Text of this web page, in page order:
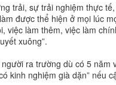
trải, sự trải nghiệm thực
được thể hiện ở mọi lúc
việc làm thêm, việc làm
xuông”.
ra trường dù có 5 năm
kinh nghiệm già dặn” nếu